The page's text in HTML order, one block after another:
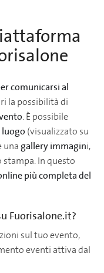
comunicarsi al
la possibilità di
. È possibile
luogo (visualizzato su
una gallery immagini,
In questo
più completa del
Fuorisalone.it?
sul tuo evento,
eventi attiva dal